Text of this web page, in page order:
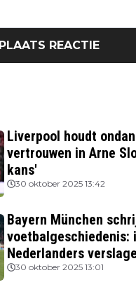
PLAATS REACTIE
Liverpool houdt
vertrouwen in Arne
kans'
30 oktober 2025 13:42
Bayern München
voetbalgeschiedenis:
Nederlanders
30 oktober 2025 13:01